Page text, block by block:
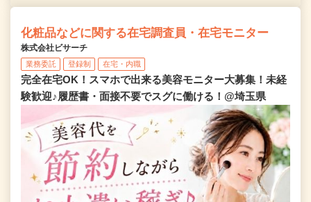
化粧品などに関する在宅調査員・在宅モニター
株式会社ビサーチ
業務委託 登録制 在宅・内職
完全在宅OK！スマホで出来る美容モニター大募集！未経
験歓迎♪履歴書・面接不要でスグに働ける！@埼玉県